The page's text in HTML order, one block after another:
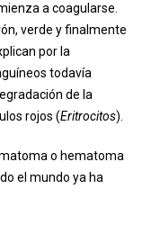
a coagularse.
verde y finalmente
por la
todavía
de la
rojos (Eritrocitos).
o hematoma
el mundo ya ha